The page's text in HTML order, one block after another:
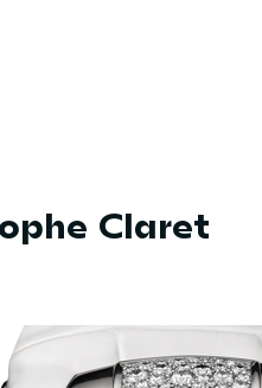
Claret